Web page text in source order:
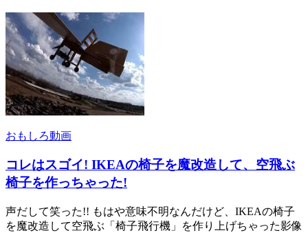
おもしろ動画
コレはスゴイ! IKEAの椅子を魔改造して、空飛ぶ
椅子を作っちゃった!
声だして笑った!! もはや意味不明なんだけど、IKEAの椅子
を魔改造して空飛ぶ「椅子飛行機」を作り上げちゃった影像